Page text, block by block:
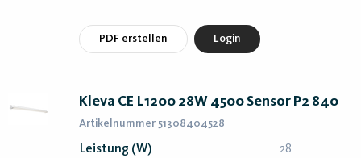
PDF erstellen Login
Kleva CE L1200 28W 4500 Sensor P2 840
Artikelnummer 51308404528
Leistung (W) 28